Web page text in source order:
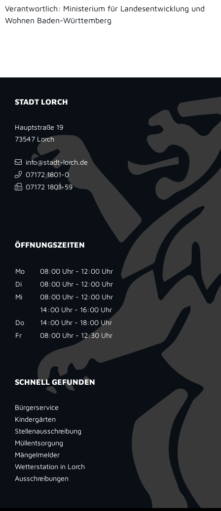
Verantwortlich: Ministerium für Landesentwicklung und
Wohnen Baden-Württemberg
STADT LORCH
Hauptstraße 19
73547 Lorch
info@stadt-lorch.de
07172 1801-0
07172 1801-59
ÖFFNUNGSZEITEN
Mo
08:00 Uhr - 12:00 Uhr
Di
08:00 Uhr - 12:00 Uhr
Mi
08:00 Uhr - 12:00 Uhr
14:00 Uhr - 16:00 Uhr
Do
14:00 Uhr - 18:00 Uhr
Fr
08:00 Uhr - 12:30 Uhr
SCHNELL GEFUNDEN
Bürgerservice
Kindergärten
Stellenausschreibung
Müllentsorgung
Mängelmelder
Wetterstation in Lorch
Ausschreibungen